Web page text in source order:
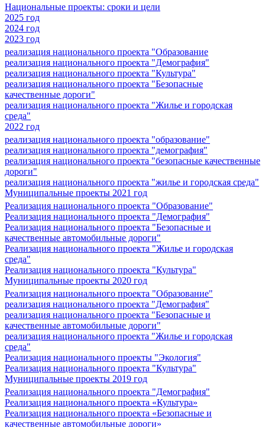
Национальные проекты: сроки и цели
2025 год
2024 год
2023 год
реализация национального проекта "Образование
реализация национального проекта "Демография"
реализация национального проекта "Культура"
реализация национального проекта "Безопасные
качественные дороги"
реализация национального проекта "Жилье и городская
среда"
2022 год
реализация национального проекта "образование"
реализация национального проекта "демография"
реализация национального проекта "безопасные качественные
дороги"
реализация национального проекта "жилье и городская среда"
Муниципальные проекты 2021 год
Реализация национального проекта "Образование"
Реализация национального проекта "Демография"
Реализация национального проекта "Безопасные и
качественные автомобильные дороги"
Реализация национального проекта "Жилье и городская
среда"
Реализация национального проекта "Культура"
Муниципальные проекты 2020 год
Реализация национального проекта "Образование"
реализация национального проекта "Демография"
реализация национального проекта "Безопасные и
качественные автомобильные дороги"
реализация национального проекта "Жилье и городская
среда"
Реализация национального проекты "Экология"
Реализация национального проекта "Культура"
Муниципальные проекты 2019 год
Реализация национального проекта "Демография"
Реализация национального проекта «Культура»
Реализация национального проекта «Безопасные и
качественные автомобильные дороги»